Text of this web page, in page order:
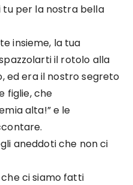
tu per la nostra bella
insieme, la tua
il rotolo alla
ed era il nostro segreto
figlie, che
alta!” e le
aneddoti che non ci
ci siamo fatti